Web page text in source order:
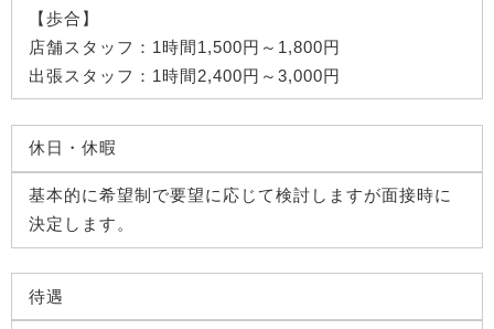
【歩合】
店舗スタッフ：1時間1,500円～1,800円
出張スタッフ：1時間2,400円～3,000円
休日・休暇
基本的に希望制で要望に応じて検討しますが面接時に
決定します。
待遇